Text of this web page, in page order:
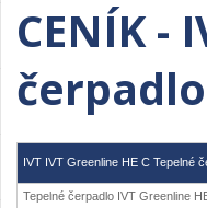
CENÍK -
IVT IVT Greenline HE C Tepelné
Tepelné čerpadlo IVT Greenline